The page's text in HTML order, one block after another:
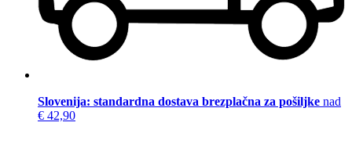
Slovenija: standardna dostava brezplačna za pošiljke nad
€ 42,90